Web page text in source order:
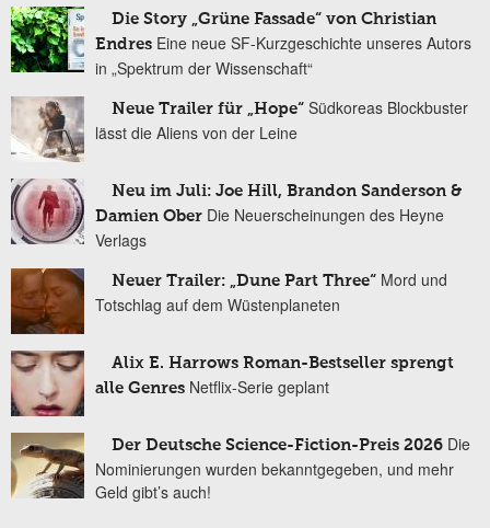
Die Story „Grüne Fassade“ von Christian
Endres Eine neue SF-Kurzgeschichte unseres Autors
in „Spektrum der Wissenschaft“
Neue Trailer für „Hope“ Südkoreas Blockbuster
lässt die Aliens von der Leine
Neu im Juli: Joe Hill, Brandon Sanderson &
Damien Ober Die Neuerscheinungen des Heyne
Verlags
Neuer Trailer: „Dune Part Three“ Mord und
Totschlag auf dem Wüstenplaneten
Alix E. Harrows Roman-Bestseller sprengt
alle Genres Netflix-Serie geplant
Der Deutsche Science-Fiction-Preis 2026 Die
Nominierungen wurden bekanntgegeben, und mehr
Geld gibt’s auch!